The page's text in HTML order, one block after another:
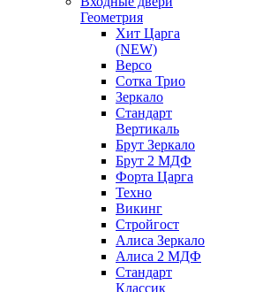
Геометрия
Хит Царга
(NEW)
Версо
Сотка Трио
Зеркало
Стандарт
Вертикаль
Брут Зеркало
Брут 2 МДФ
Форта Царга
Техно
Викинг
Стройгост
Алиса Зеркало
Алиса 2 МДФ
Стандарт
Классик